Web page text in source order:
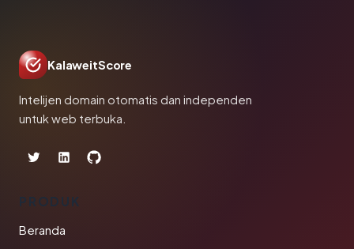
KalaweitScore
Intelijen domain otomatis dan independen
untuk web terbuka.
PRODUK
Beranda